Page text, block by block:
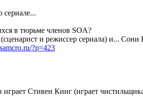
в тюрьме членов SOA?
и режиссер сериала) и... Сони
samcro.ru/?p=423
играет Стивен Кинг (играет